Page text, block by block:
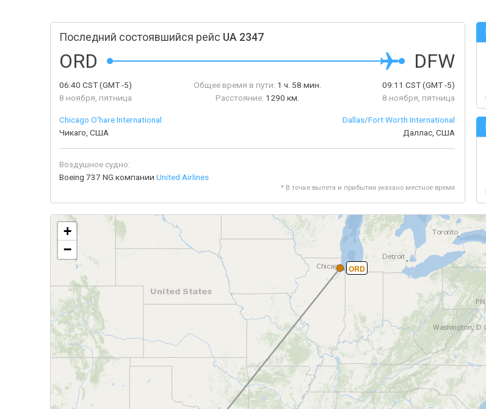
Последний состоявшийся рейс UA 2347
ORD DFW
06:40 CST(GMT -5)
8 ноября, пятница
Общее время в пути: 1 ч. 58 мин.
Расстояние: 1290 км.
09:11 CST(GMT -5)
8 ноября, пятница
Chicago O'hare International
Чикаго, США
Dallas/Fort Worth International
Даллас, США
Воздушное судно:
Boeing 737 NG компании United Airlines
* В точке вылета и прибытия указано местное время
ORD
+
−